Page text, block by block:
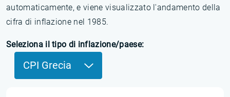
automaticamente, e viene visualizzato l'andamento della
cifra di inflazione nel 1985.
Seleziona il tipo di inflazione/paese:
CPI Grecia